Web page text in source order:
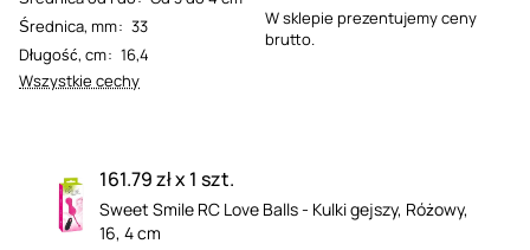
Średnica, mm: 33
Długość, cm: 16,4
Wszystkie cechy
W sklepie prezentujemy ceny
brutto.
161.79 zł x 1 szt.
Sweet Smile RC Love Balls - Kulki gejszy, Różowy,
16, 4 cm